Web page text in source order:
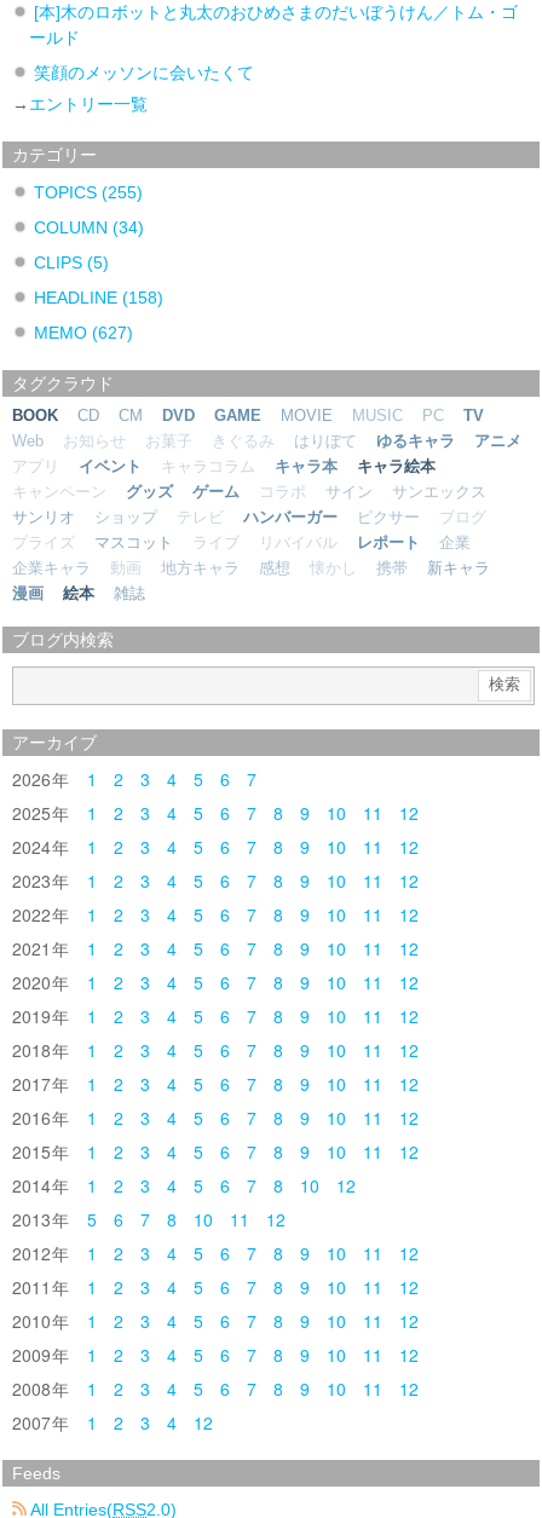
[本]木のロボットと丸太のおひめさまのだいぼうけん／トム・ゴ
ールド
笑顔のメッソンに会いたくて
→ エントリー一覧
カテゴリー
TOPICS(255)
COLUMN(34)
CLIPS(5)
HEADLINE(158)
MEMO(627)
タグクラウド
BOOK CD CM DVD GAME MOVIE MUSIC PC
TV
Web
お知らせ お菓子 きぐるみ はりぼて ゆるキャラ
アニメ
アプリ
イベント キャラコラム キャラ本
キャラ絵本
キャンペーン
グッズ ゲーム コラボ サイン
サンエックス
サンリオ
ショップ テレビ ハンバーガー ピクサー
ブログ
プライズ
マスコット ライブ リバイバル レポート
企業
企業キャラ
動画 地方キャラ 感想 懐かし 携帯
新キャラ
漫画
絵本 雑誌
ブログ内検索
アーカイブ
2026 1 2 3 4 5 6
7
2025
1 2 3 4 5 6 7 8 9 10 11
12
2024
1 2 3 4 5 6 7 8 9 10 11
12
2023
1 2 3 4 5 6 7 8 9 10 11
12
2022
1 2 3 4 5 6 7 8 9 10 11
12
2021
1 2 3 4 5 6 7 8 9 10 11
12
2020
1 2 3 4 5 6 7 8 9 10 11
12
2019
1 2 3 4 5 6 7 8 9 10 11
12
2018
1 2 3 4 5 6 7 8 9 10 11
12
2017
1 2 3 4 5 6 7 8 9 10 11
12
2016
1 2 3 4 5 6 7 8 9 10 11
12
2015
1 2 3 4 5 6 7 8 9 10 11
12
2014
1 2 3 4 5 6 7 8 10
12
2013
5 6 7 8 10 11
12
2012
1 2 3 4 5 6 7 8 9 10 11
12
2011
1 2 3 4 5 6 7 8 9 10 11
12
2010
1 2 3 4 5 6 7 8 9 10 11
12
2009
1 2 3 4 5 6 7 8 9 10 11
12
2008
1 2 3 4 5 6 7 8 9 10 11
12
2007
1 2 3 4 12
Feeds
All Entries(RSS2.0)